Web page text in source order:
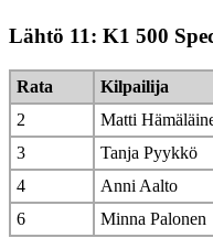
Lähtö 11: K1 500
Rata
Kilpailija
2
Matti
3
Tanja Pyykkö
4
Anni Aalto
6
Minna Palonen